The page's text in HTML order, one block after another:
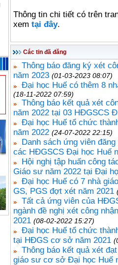
Thông tin chi tiết có trên
xem tại đây.
Các tin đã đăng
Thông báo đăng ký xét
năm 2023 (01-03-2023 08:07)
Đại học Huế có thêm 8
(18-11-2022 07:59)
Thông báo kết quả xét
năm 2022 tại 03 HĐGSCS
Đại học Huế tổ chức
năm 2022 (24-07-2022 22:15)
Danh sách ứng viên
các HĐGSCS Đại học Huế
Hội nghị tập huấn công
Giáo sư năm 2022 tại Đại
Đại học Huế có 7 nhà
GS, PGS đợt xét năm 2021
Tất cả ứng viên của
ngành đề nghị xét công
2021 (08-02-2022 15:27)
Đại học Huế tổ chức
tại HĐGS cơ sở năm 2021
Thông báo kết quả xét
giáo sư cơ sở Đại học Huế